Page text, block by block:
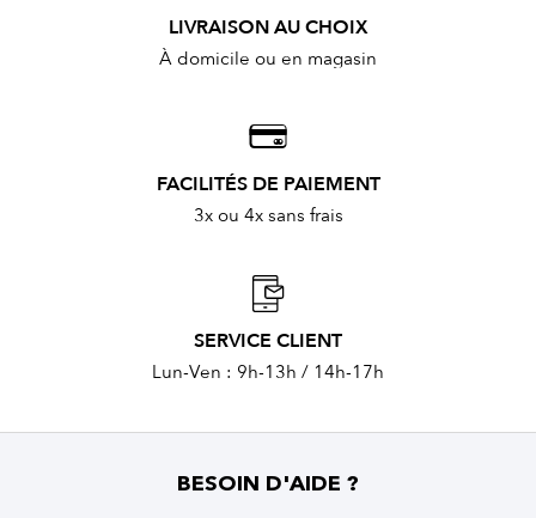
LIVRAISON AU CHOIX
À domicile ou en magasin
FACILITÉS DE PAIEMENT
3x ou 4x sans frais
SERVICE CLIENT
Lun-Ven : 9h-13h / 14h-17h
BESOIN D'AIDE ?